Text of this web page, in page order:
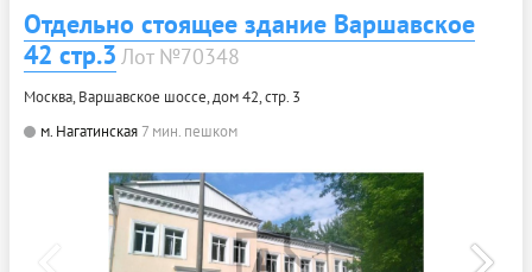
Отдельно стоящее здание Варшавское
42 стр.3 Лот №70348
Москва, Варшавское шоссе, дом 42, стр. 3
м. Нагатинская 7 мин. пешком